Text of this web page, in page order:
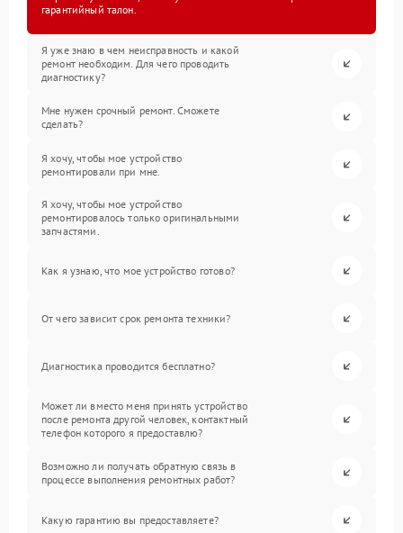
гарантийный талон.
Я уже знаю в чем неисправность и какой
ремонт необходим. Для чего проводить
диагностику?
Мне нужен срочный ремонт. Сможете
сделать?
Я хочу, чтобы мое устройство
ремонтировали при мне.
Я хочу, чтобы мое устройство
ремонтировалось только оригинальными
запчастями.
Как я узнаю, что мое устройство готово?
От чего зависит срок ремонта техники?
Диагностика проводится бесплатно?
Может ли вместо меня принять устройство
после ремонта другой человек, контактный
телефон которого я предоставлю?
Возможно ли получать обратную связь в
процессе выполнения ремонтных работ?
Какую гарантию вы предоставляете?